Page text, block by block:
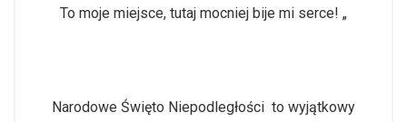
To moje miejsce, tutaj mocniej bije mi serce! „
Narodowe Święto Niepodległości to wyjątkowy